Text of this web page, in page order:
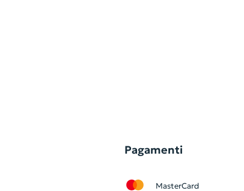
Pagamenti
MasterCard